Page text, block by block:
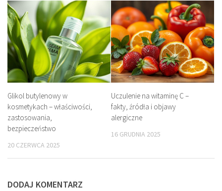
Glikol butylenowy w
kosmetykach – właściwości,
zastosowania,
bezpieczeństwo
20 CZERWCA 2025
Uczulenie na witaminę C –
fakty, źródła i objawy
alergiczne
16 GRUDNIA 2025
DODAJ KOMENTARZ